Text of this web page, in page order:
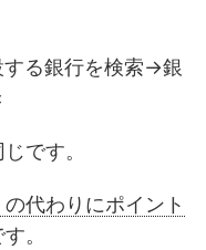
る銀行を検索→銀
です。
代わりにポイント
。